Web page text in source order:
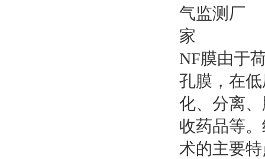
NF膜由于
孔膜，在
化、分离
收药品等
术的主要